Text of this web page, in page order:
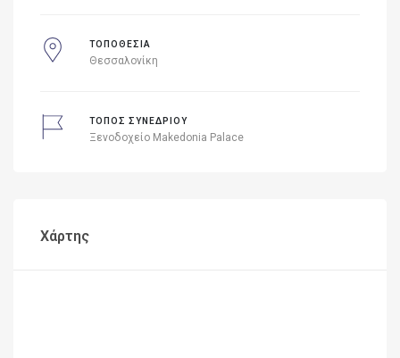
ΤΟΠΟΘΕΣΙΑ
Θεσσαλονίκη
ΤΟΠΟΣ ΣΥΝΕΔΡΙΟΥ
Ξενοδοχείο Makedonia Palace
Χάρτης